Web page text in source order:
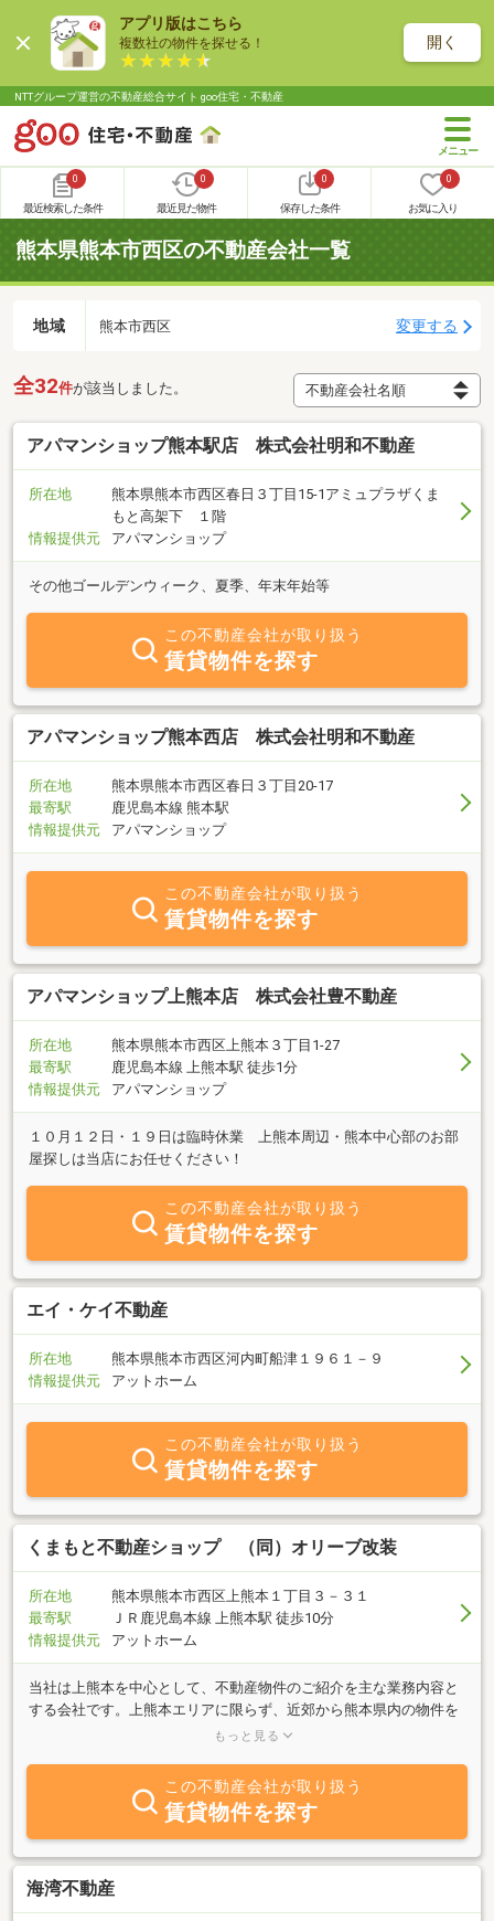
アプリ版はこちら
複数社の物件を探せる！ 開く
NTTグループ運営の不動産総合サイト goo住宅・不動産
0
最近検索した条件
0
最近見た物件
0
保存した条件
0
お気に入り
熊本県熊本市西区の不動産会社一覧
地域 熊本市西区 変更する
全32件が該当しました。
アパマンショップ熊本駅店 株式会社明和不動産
所在地
熊本県熊本市西区春日３丁目15-1アミュプラザくま
もと高架下 １階
情報提供元
アパマンショップ
その他ゴールデンウィーク、夏季、年末年始等
この不動産会社が取り扱う
賃貸物件を探す
アパマンショップ熊本西店 株式会社明和不動産
所在地
熊本県熊本市西区春日３丁目20-17
最寄駅
鹿児島本線 熊本駅
情報提供元
アパマンショップ
この不動産会社が取り扱う
賃貸物件を探す
アパマンショップ上熊本店 株式会社豊不動産
所在地
熊本県熊本市西区上熊本３丁目1-27
最寄駅
鹿児島本線 上熊本駅 徒歩1分
情報提供元
アパマンショップ
１０月１２日・１９日は臨時休業 上熊本周辺・熊本中心部のお部
屋探しは当店にお任せください！
この不動産会社が取り扱う
賃貸物件を探す
エイ・ケイ不動産
所在地
熊本県熊本市西区河内町船津１９６１－９
情報提供元
アットホーム
この不動産会社が取り扱う
賃貸物件を探す
くまもと不動産ショップ （同）オリーブ改装
所在地
熊本県熊本市西区上熊本１丁目３－３１
最寄駅
ＪＲ鹿児島本線 上熊本駅 徒歩10分
情報提供元
アットホーム
当社は上熊本を中心として、不動産物件のご紹介を主な業務内容と
する会社です。上熊本エリアに限らず、近郊から熊本県内の物件を
幅広くご相談ください。お客様のご要望に併せたスピーディな対応
すので、まずはお気軽にご相談ください。
もっと見る
この不動産会社が取り扱う
賃貸物件を探す
海湾不動産